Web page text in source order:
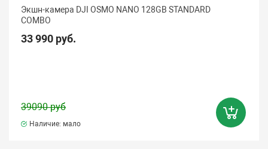
Экшн-камера DJI OSMO NANO 128GB STANDARD
COMBO
33 990 руб.
39090 руб
Наличие: мало